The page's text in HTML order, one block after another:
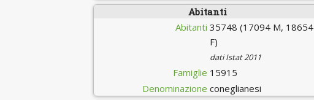
Abitanti
Abitanti 35748 (17094 M, 18654
F)
dati Istat 2011
Famiglie 15915
Denominazione coneglianesi